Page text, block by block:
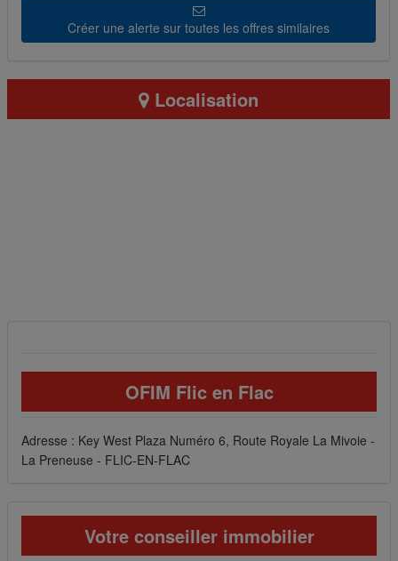
Créer une alerte sur toutes les offres similaires
Localisation
OFIM Flic en Flac
Adresse : Key West Plaza Numéro 6, Route Royale La Mivoie -
La Preneuse - FLIC-EN-FLAC
Votre conseiller immobilier